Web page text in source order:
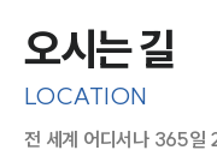
오시는 길
LOCATION
전 세계 어디서나 365일